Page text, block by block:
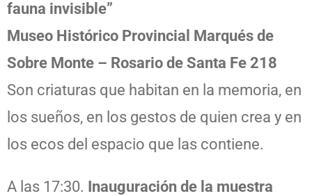
fauna invisible”
Museo Histórico Provincial Marqués de
Sobre Monte – Rosario de Santa Fe 218
Son criaturas que habitan en la memoria, en
los sueños, en los gestos de quien crea y en
los ecos del espacio que las contiene.
A las 17:30. Inauguración de la muestra